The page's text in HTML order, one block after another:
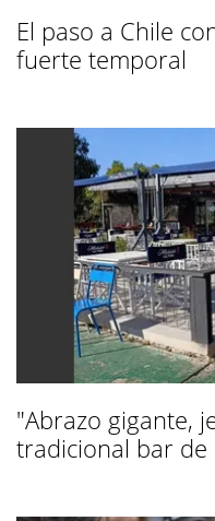
El paso a Chile
fuerte temporal
"Abrazo gigante,
tradicional bar de